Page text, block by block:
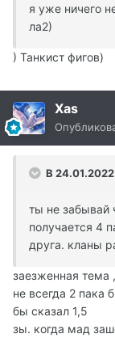
я уже ничего
ла2)
) Танкист фигов)
Xas
В
ты не забывай
получается 4
друга. кланы
заезженная тема
не всегда 2 пака
бы сказал 1,5
зы. когда мад